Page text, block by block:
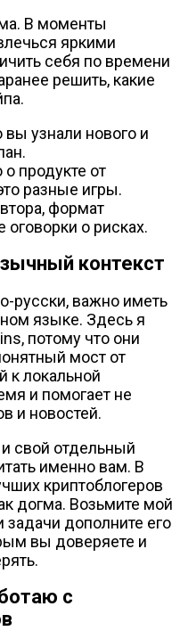
В моменты
яркими
себя по времени
решить, какие
узнали нового и
продукте от
разные игры.
формат
о рисках.
контекст
русски, важно иметь
языке. Здесь я
потому что они
мост от
к локальной
и помогает не
и новостей.
свой отдельный
именно вам. В
криптоблогеров
догма. Возьмите мой
задачи дополните его
вы доверяете и
с